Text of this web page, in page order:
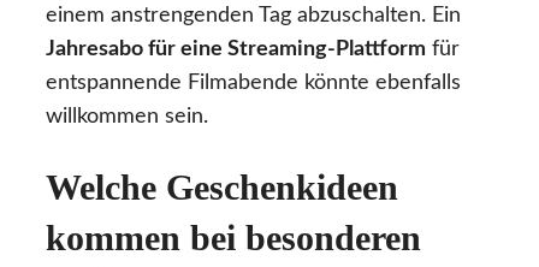
einem anstrengenden Tag abzuschalten. Ein
Jahresabo für eine Streaming-Plattform für
entspannende Filmabende könnte ebenfalls
willkommen sein.
Welche Geschenkideen
kommen bei besonderen